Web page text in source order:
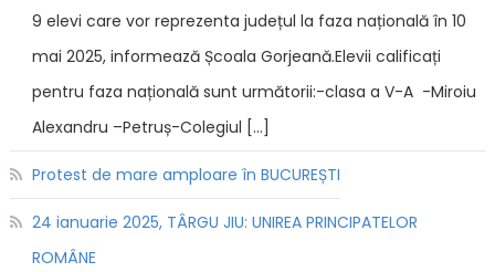
9 elevi care vor reprezenta județul la faza națională în 10
mai 2025, informează Școala Gorjeană.Elevii calificați
pentru faza națională sunt următorii:-clasa a V-A -Miroiu
Alexandru –Petruș-Colegiul […]
Protest de mare amploare în BUCUREȘTI
24 ianuarie 2025, TÂRGU JIU: UNIREA PRINCIPATELOR
ROMÂNE